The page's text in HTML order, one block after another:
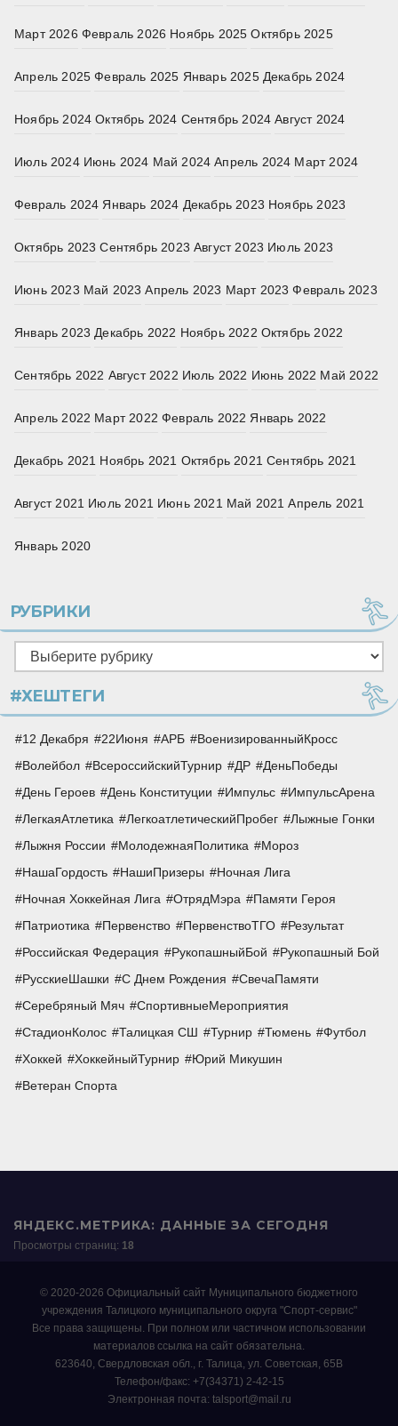
Март 2026 Февраль 2026 Ноябрь 2025 Октябрь 2025
Апрель 2025 Февраль 2025 Январь 2025 Декабрь 2024
Ноябрь 2024 Октябрь 2024 Сентябрь 2024 Август 2024
Июль 2024 Июнь 2024 Май 2024 Апрель 2024 Март 2024
Февраль 2024 Январь 2024 Декабрь 2023 Ноябрь 2023
Октябрь 2023 Сентябрь 2023 Август 2023 Июль 2023
Июнь 2023 Май 2023 Апрель 2023 Март 2023 Февраль 2023
Январь 2023 Декабрь 2022 Ноябрь 2022 Октябрь 2022
Сентябрь 2022 Август 2022 Июль 2022 Июнь 2022 Май 2022
Апрель 2022 Март 2022 Февраль 2022 Январь 2022
Декабрь 2021 Ноябрь 2021 Октябрь 2021 Сентябрь 2021
Август 2021 Июль 2021 Июнь 2021 Май 2021 Апрель 2021
Январь 2020
РУБРИКИ
Рубрики
#ХЕШТЕГИ
12 Декабря 22Июня АРБ
ВоенизированныйКросс
Волейбол
ВсероссийскийТурнир ДР
ДеньПобеды
День Героев
День Конституции Импульс
ИмпульсАрена
ЛегкаяАтлетика
ЛегкоатлетическийПробег
Лыжные Гонки
Лыжня России
МолодежнаяПолитика
Мороз
НашаГордость
НашиПризеры
Ночная Лига
Ночная Хоккейная Лига
ОтрядМэра
Памяти Героя
Патриотика
Первенство ПервенствоТГО
Результат
Российская Федерация
РукопашныйБой
Рукопашный Бой
РусскиеШашки
С Днем Рождения
СвечаПамяти
Серебряный Мяч
СпортивныеМероприятия
СтадионКолос
Талицкая СШ Турнир Тюмень
Футбол
Хоккей
ХоккейныйТурнир
Юрий Микушин
Ветеран Спорта
ЯНДЕКС.МЕТРИКА: ДАННЫЕ ЗА СЕГОДНЯ
Просмотры страниц: 18
© 2020-2026 Официальный сайт Муниципального бюджетного
учреждения Талицкого муниципального округа "Спорт-сервис"
Все права защищены. При полном или частичном использовании
материалов ссылка на сайт обязательна.
623640, Свердловская обл., г. Талица, ул. Советская, 65В
Телефон/факс: +7(34371) 2-42-15
Электронная почта: talsport@mail.ru